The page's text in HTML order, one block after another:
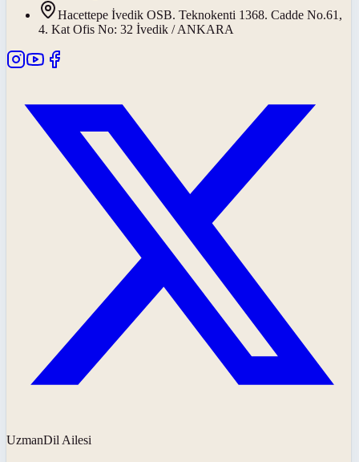
Hacettepe İvedik OSB. Teknokenti 1368. Cadde No.61,
4. Kat Ofis No: 32 İvedik / ANKARA
UzmanDil Ailesi